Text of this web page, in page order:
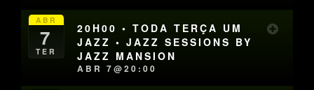
ABR
7
TER
20H00 • TODA TERÇA UM
JAZZ • JAZZ SESSIONS BY
JAZZ MANSION
ABR 7@20:00